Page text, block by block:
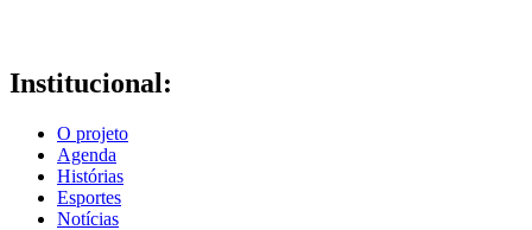
Institucional:
O projeto
Agenda
Histórias
Esportes
Notícias